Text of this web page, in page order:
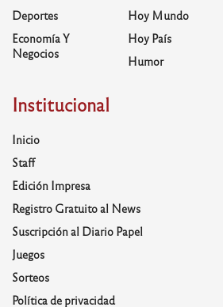
Deportes
Economía Y
Negocios
Hoy Mundo
Hoy País
Humor
Institucional
Inicio
Staff
Edición Impresa
Registro Gratuito al News
Suscripción al Diario Papel
Juegos
Sorteos
Política de privacidad